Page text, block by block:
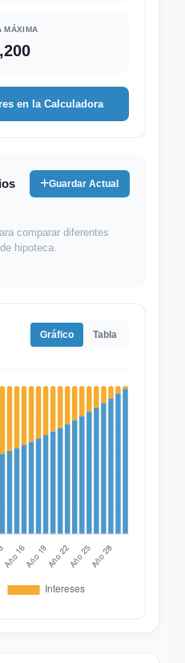
MÁXIMA
en la Calculadora
Guardar Actual
comparar diferentes
hipoteca.
Gráfico Tabla